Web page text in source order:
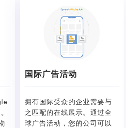
国际广告活动
拥有国际受众的企业需要与
之匹配的在线展示。通过全
球广告活动，您的公司可以